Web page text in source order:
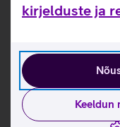
kirjelduste ja
Keeldun
Tutvu nutisõrmuse
kasutusviisidega
Seotud artiklid